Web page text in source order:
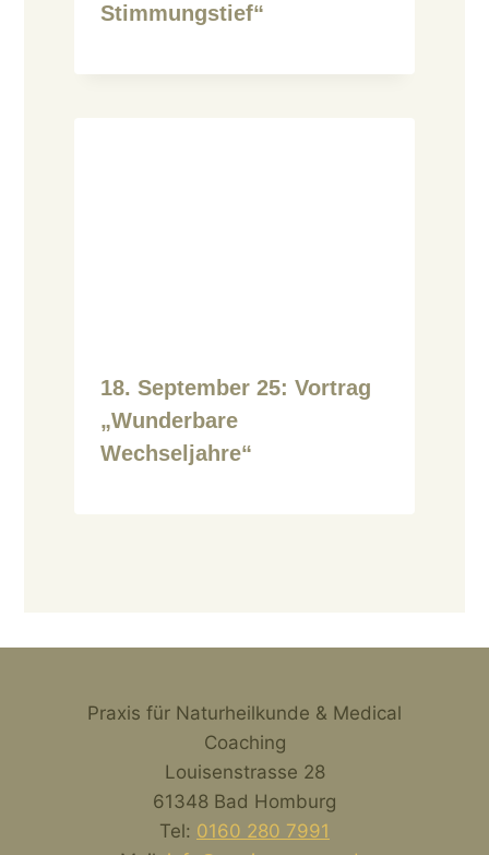
Stimmungstief“
18. September 25: Vortrag
„Wunderbare
Wechseljahre“
Praxis für Naturheilkunde & Medical
Coaching
Louisenstrasse 28
61348 Bad Homburg
Tel: 0160 280 7991